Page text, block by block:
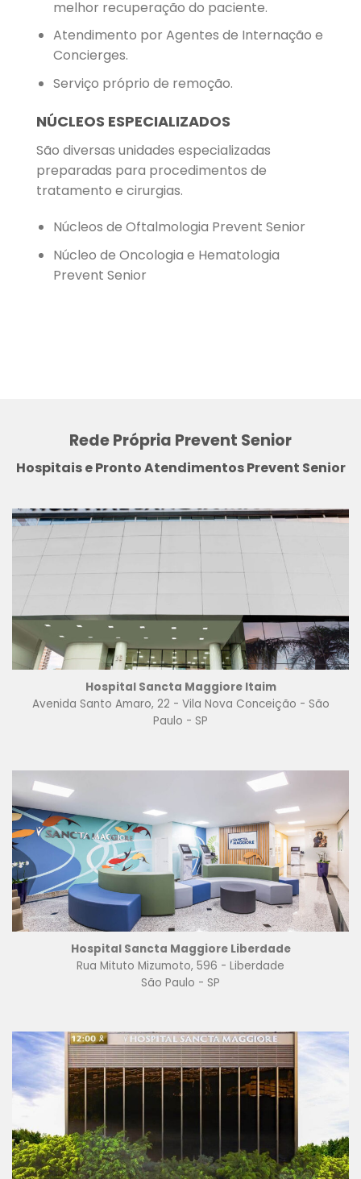
melhor recuperação do paciente.
Atendimento por Agentes de Internação e
Concierges.
Serviço próprio de remoção.
NÚCLEOS ESPECIALIZADOS
São diversas unidades especializadas
preparadas para procedimentos de
tratamento e cirurgias.
Núcleos de Oftalmologia Prevent Senior
Núcleo de Oncologia e Hematologia
Prevent Senior
Rede Própria Prevent Senior
Hospitais e Pronto Atendimentos Prevent Senior
Hospital Sancta Maggiore Itaim
Avenida Santo Amaro, 22 - Vila Nova Conceição - São
Paulo - SP
Hospital Sancta Maggiore Liberdade
Rua Mituto Mizumoto, 596 - Liberdade
São Paulo - SP